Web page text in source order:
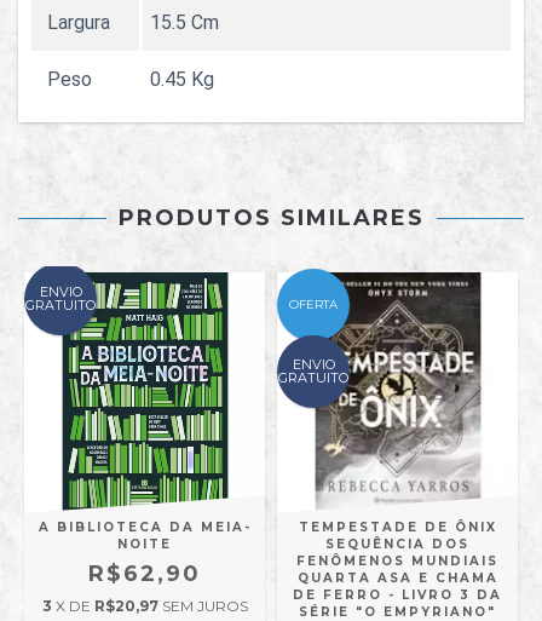
Largura 15.5 Cm
Peso 0.45 Kg
PRODUTOS SIMILARES
ENVIO
GRATUITO
A BIBLIOTECA DA MEIA-
NOITE
R$62,90
3 X DE R$20,97 SEM JUROS
OFERTA
ENVIO
GRATUITO
TEMPESTADE DE ÔNIX
SEQUÊNCIA DOS
FENÔMENOS MUNDIAIS
QUARTA ASA E CHAMA
DE FERRO - LIVRO 3 DA
SÉRIE "O EMPYRIANO"